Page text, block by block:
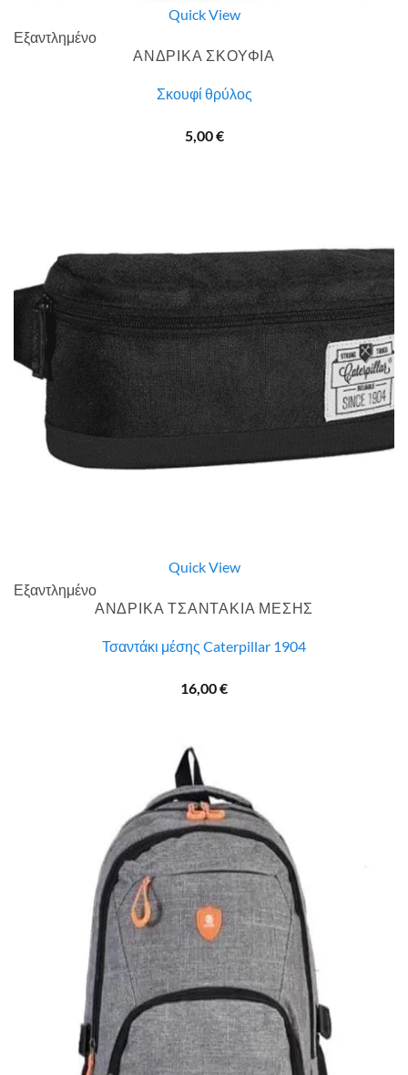
Quick View
Εξαντλημένο
ΑΝΔΡΙΚΑ ΣΚΟΥΦΙΑ
Σκουφί θρύλος
5,00€
Quick View
Εξαντλημένο
ΑΝΔΡΙΚΑ ΤΣΑΝΤΑΚΙΑ ΜΕΣΗΣ
Τσαντάκι μέσης Caterpillar 1904
16,00€